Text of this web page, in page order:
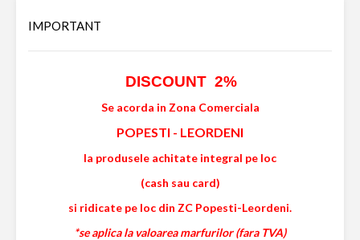
IMPORTANT
DISCOUNT 2%
Se acorda in Zona Comerciala
POPESTI - LEORDENI
la produsele achitate integral pe loc
(cash sau card)
si ridicate pe loc din ZC Popesti-Leordeni.
*se aplica la valoarea marfurilor (fara TVA)